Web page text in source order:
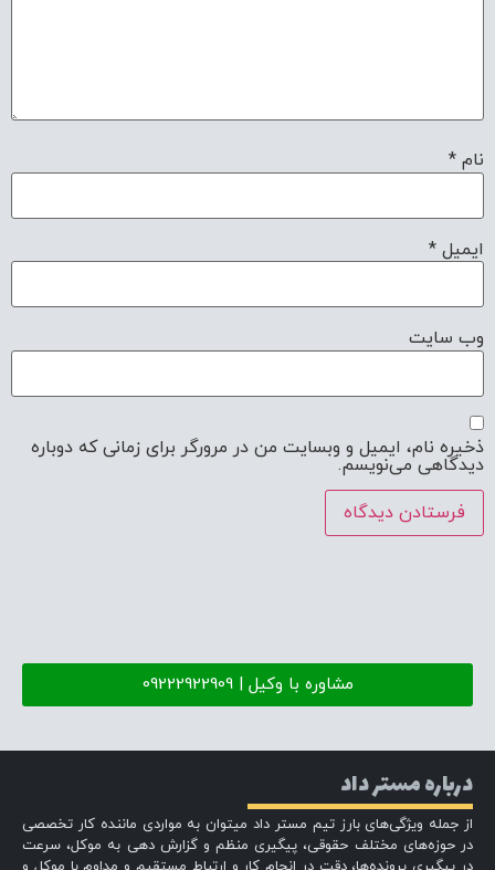
نام *
ایمیل *
وب‌ سایت
ذخیره نام، ایمیل و وبسایت من در مرورگر برای زمانی که دوباره
دیدگاهی می‌نویسم.
مشاوره با وکیل | 09222922909
درباره مستر داد
از جمله ویژگی‌های بارز تیم مستر داد میتوان به مواردی ماننده کار تخصصی
در حوزه‌های مختلف حقوقی، پیگیری منظم و گزارش دهی به موکل، سرعت